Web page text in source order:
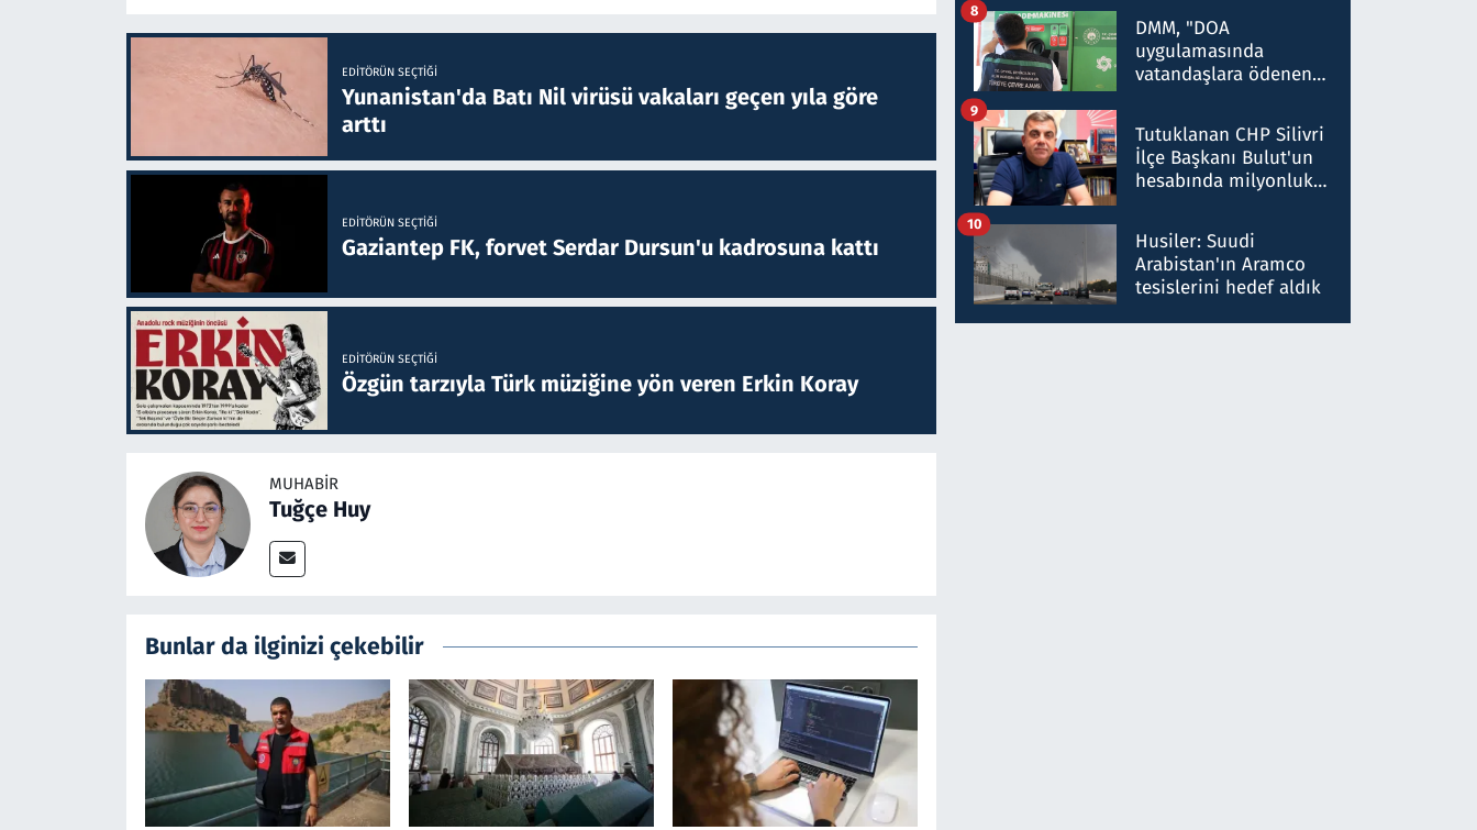
EDITÖRÜN SEÇTIĞI
Yunanistan'da Batı Nil virüsü vakaları geçen yıla göre
arttı
EDITÖRÜN SEÇTIĞI
Gaziantep FK, forvet Serdar Dursun'u kadrosuna kattı
EDITÖRÜN SEÇTIĞI
Özgün tarzıyla Türk müziğine yön veren Erkin Koray
MUHABIR
Tuğçe Huy
Bunlar da ilginizi çekebilir
DMM, "DOA
uygulamasında
vatandaşlara ödenen
düşürüldüğü" iddiasını
yalanladı
8
Tutuklanan CHP Silivri
İlçe Başkanı Bulut'un
hesabında milyonluk
talimat verdi, ben
gönderdim
9
Husiler: Suudi
Arabistan'ın Aramco
tesislerini hedef aldık
10